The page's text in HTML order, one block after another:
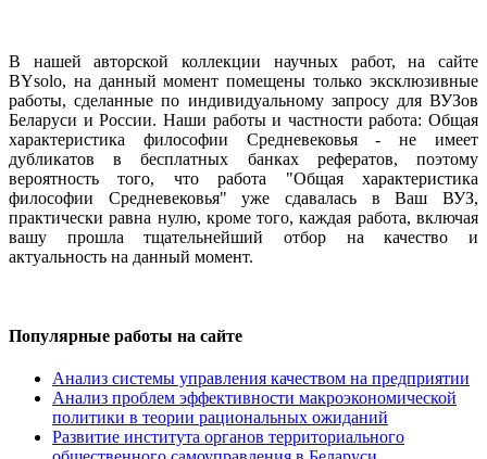
В нашей авторской коллекции научных работ, на сайте
BYsolo, на данный момент помещены только эксклюзивные
работы, сделанные по индивидуальному запросу для ВУЗов
Беларуси и России. Наши работы и частности работа: Общая
характеристика философии Средневековья - не имеет
дубликатов в бесплатных банках рефератов, поэтому
вероятность того, что работа "Общая характеристика
философии Средневековья" уже сдавалась в Ваш ВУЗ,
практически равна нулю, кроме того, каждая работа, включая
вашу прошла тщательнейший отбор на качество и
актуальность на данный момент.
Популярные работы на сайте
Анализ системы управления качеством на предприятии
Анализ проблем эффективности макроэкономической
политики в теории рациональных ожиданий
Развитие института органов территориального